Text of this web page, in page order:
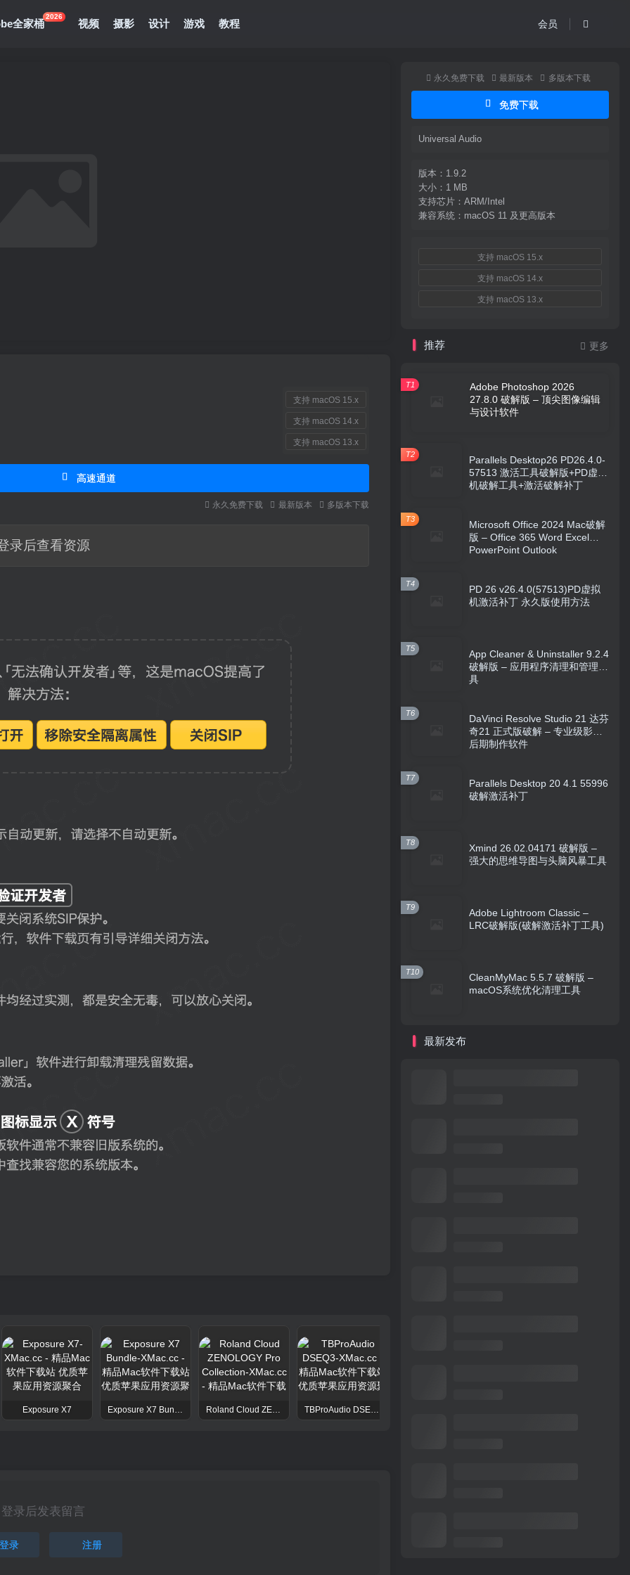
全家桶
2026
视频 摄影 设计 游戏 教程 会员
高速通道
永久免费下载 最新版本 多版本下载
支持 macOS 15.x
支持 macOS 14.x
支持 macOS 13.x
录后查看资源
Exposure X7 Exposure X7 Bundle Roland Cloud ZENOLOGY Pro Collection TBProAudio DSEQ3
登录后发表留言
登录 注册
永久免费下载 最新版本 多版本下载
免费下载
Universal Audio
版本：1.9.2
大小：1 MB
支持芯片：ARM/Intel
兼容系统：macOS 11 及更高版本
支持 macOS 15.x
支持 macOS 14.x
支持 macOS 13.x
推荐 更多
Adobe Photoshop 2026
27.8.0 破解版 – 顶尖图像编辑
与设计软件
T1
Parallels Desktop26 PD26.4.0-
57513 激活工具破解版+PD虚拟
机破解工具+激活破解补丁
T2
Microsoft Office 2024 Mac破解
版 – Office 365 Word Excel
PowerPoint Outlook
T3
PD 26 v26.4.0(57513)PD虚拟
机激活补丁 永久版使用方法
T4
App Cleaner & Uninstaller 9.2.4
破解版 – 应用程序清理和管理工
具
T5
DaVinci Resolve Studio 21 达芬
奇21 正式版破解 – 专业级影视
后期制作软件
T6
Parallels Desktop 20 4.1 55996
破解激活补丁
T7
Xmind 26.02.04171 破解版 –
强大的思维导图与头脑风暴工具
T8
Adobe Lightroom Classic –
LRC破解版(破解激活补丁工具)
T9
CleanMyMac 5.5.7 破解版 –
macOS系统优化清理工具
T10
最新发布